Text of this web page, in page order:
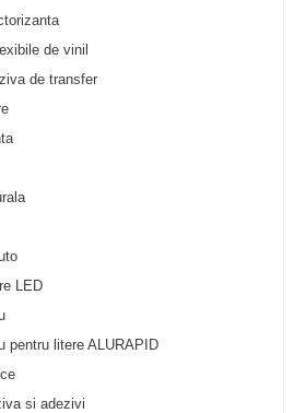
de vinil
de transfer
LED
pentru litere ALURAPID
si adezivi